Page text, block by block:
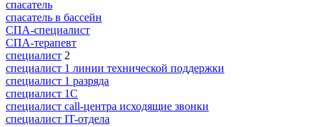
спасатель
спасатель в бассейн
СПА-специалист
СПА-терапевт
специалист 2
специалист 1 линии технической поддержки
специалист 1 разряда
специалист 1С
специалист call-центра исходящие звонки
специалист IT-отдела